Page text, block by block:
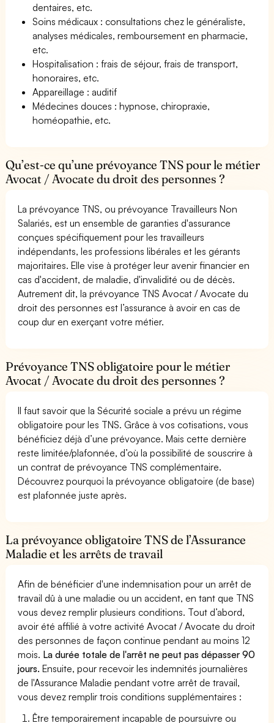
dentaires, etc.
Soins médicaux : consultations chez le généraliste,
analyses médicales, remboursement en pharmacie,
etc.
Hospitalisation : frais de séjour, frais de transport,
honoraires, etc.
Appareillage : auditif
Médecines douces : hypnose, chiropraxie,
homéopathie, etc.
Qu’est-ce qu’une prévoyance TNS pour le métier
Avocat / Avocate du droit des personnes ?
La prévoyance TNS, ou prévoyance Travailleurs Non
Salariés, est un ensemble de garanties d'assurance
conçues spécifiquement pour les travailleurs
indépendants, les professions libérales et les gérants
majoritaires. Elle vise à protéger leur avenir financier en
cas d'accident, de maladie, d'invalidité ou de décès.
Autrement dit, la prévoyance TNS Avocat / Avocate du
droit des personnes est l’assurance à avoir en cas de
coup dur en exerçant votre métier.
Prévoyance TNS obligatoire pour le métier
Avocat / Avocate du droit des personnes ?
Il faut savoir que la Sécurité sociale a prévu un régime
obligatoire pour les TNS. Grâce à vos cotisations, vous
bénéficiez déjà d’une prévoyance. Mais cette dernière
reste limitée/plafonnée, d’où la possibilité de souscrire à
un contrat de prévoyance TNS complémentaire.
Découvrez pourquoi la prévoyance obligatoire (de base)
est plafonnée juste après.
La prévoyance obligatoire TNS de l’Assurance
Maladie et les arrêts de travail
Afin de bénéficier d'une indemnisation pour un arrêt de
travail dû à une maladie ou un accident, en tant que TNS
vous devez remplir plusieurs conditions. Tout d’abord,
avoir été affilié à votre activité Avocat / Avocate du droit
des personnes de façon continue pendant au moins 12
mois. La durée totale de l'arrêt ne peut pas dépasser 90
jours. Ensuite, pour recevoir les indemnités journalières
de l'Assurance Maladie pendant votre arrêt de travail,
vous devez remplir trois conditions supplémentaires :
Être temporairement incapable de poursuivre ou